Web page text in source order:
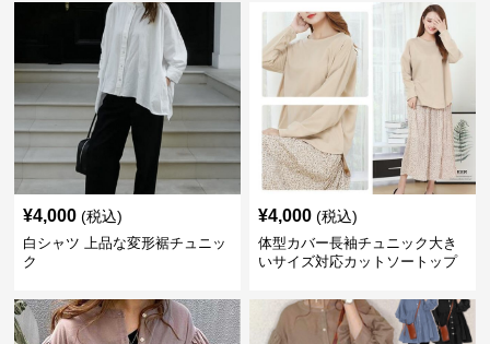
¥4,000 (税込)
白シャツ 上品な変形裾チュニッ
ク
¥4,000 (税込)
体型カバー長袖チュニック大き
いサイズ対応カットソートップ